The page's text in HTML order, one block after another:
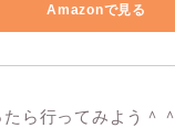
Amazonで見る
ら行ってみよう＾＾